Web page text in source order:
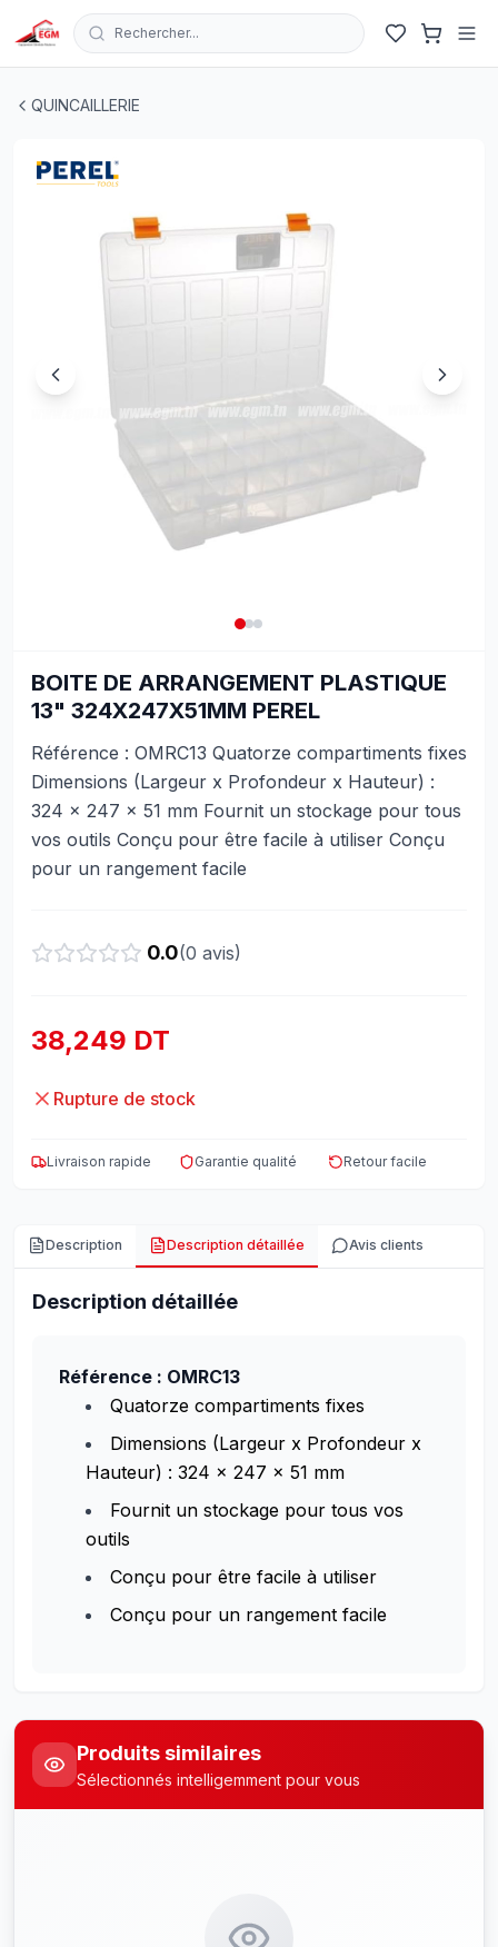
Rechercher...
QUINCAILLERIE
BOITE DE ARRANGEMENT PLASTIQUE
13" 324X247X51MM PEREL
Référence : OMRC13 Quatorze compartiments fixes
Dimensions (Largeur x Profondeur x Hauteur) :
324 x 247 x 51 mm Fournit un stockage pour tous
vos outils Conçu pour être facile à utiliser Conçu
pour un rangement facile
0.0(0 avis)
38,249 DT
Rupture de stock
Livraison rapide Garantie qualité Retour facile
Description Description détaillée Avis clients
Description détaillée
Référence : OMRC13
Quatorze compartiments fixes
Dimensions (Largeur x Profondeur x
Hauteur) : 324 x 247 x 51 mm
Fournit un stockage pour tous vos
outils
Conçu pour être facile à utiliser
Conçu pour un rangement facile
Produits similaires
Sélectionnés intelligemment pour vous